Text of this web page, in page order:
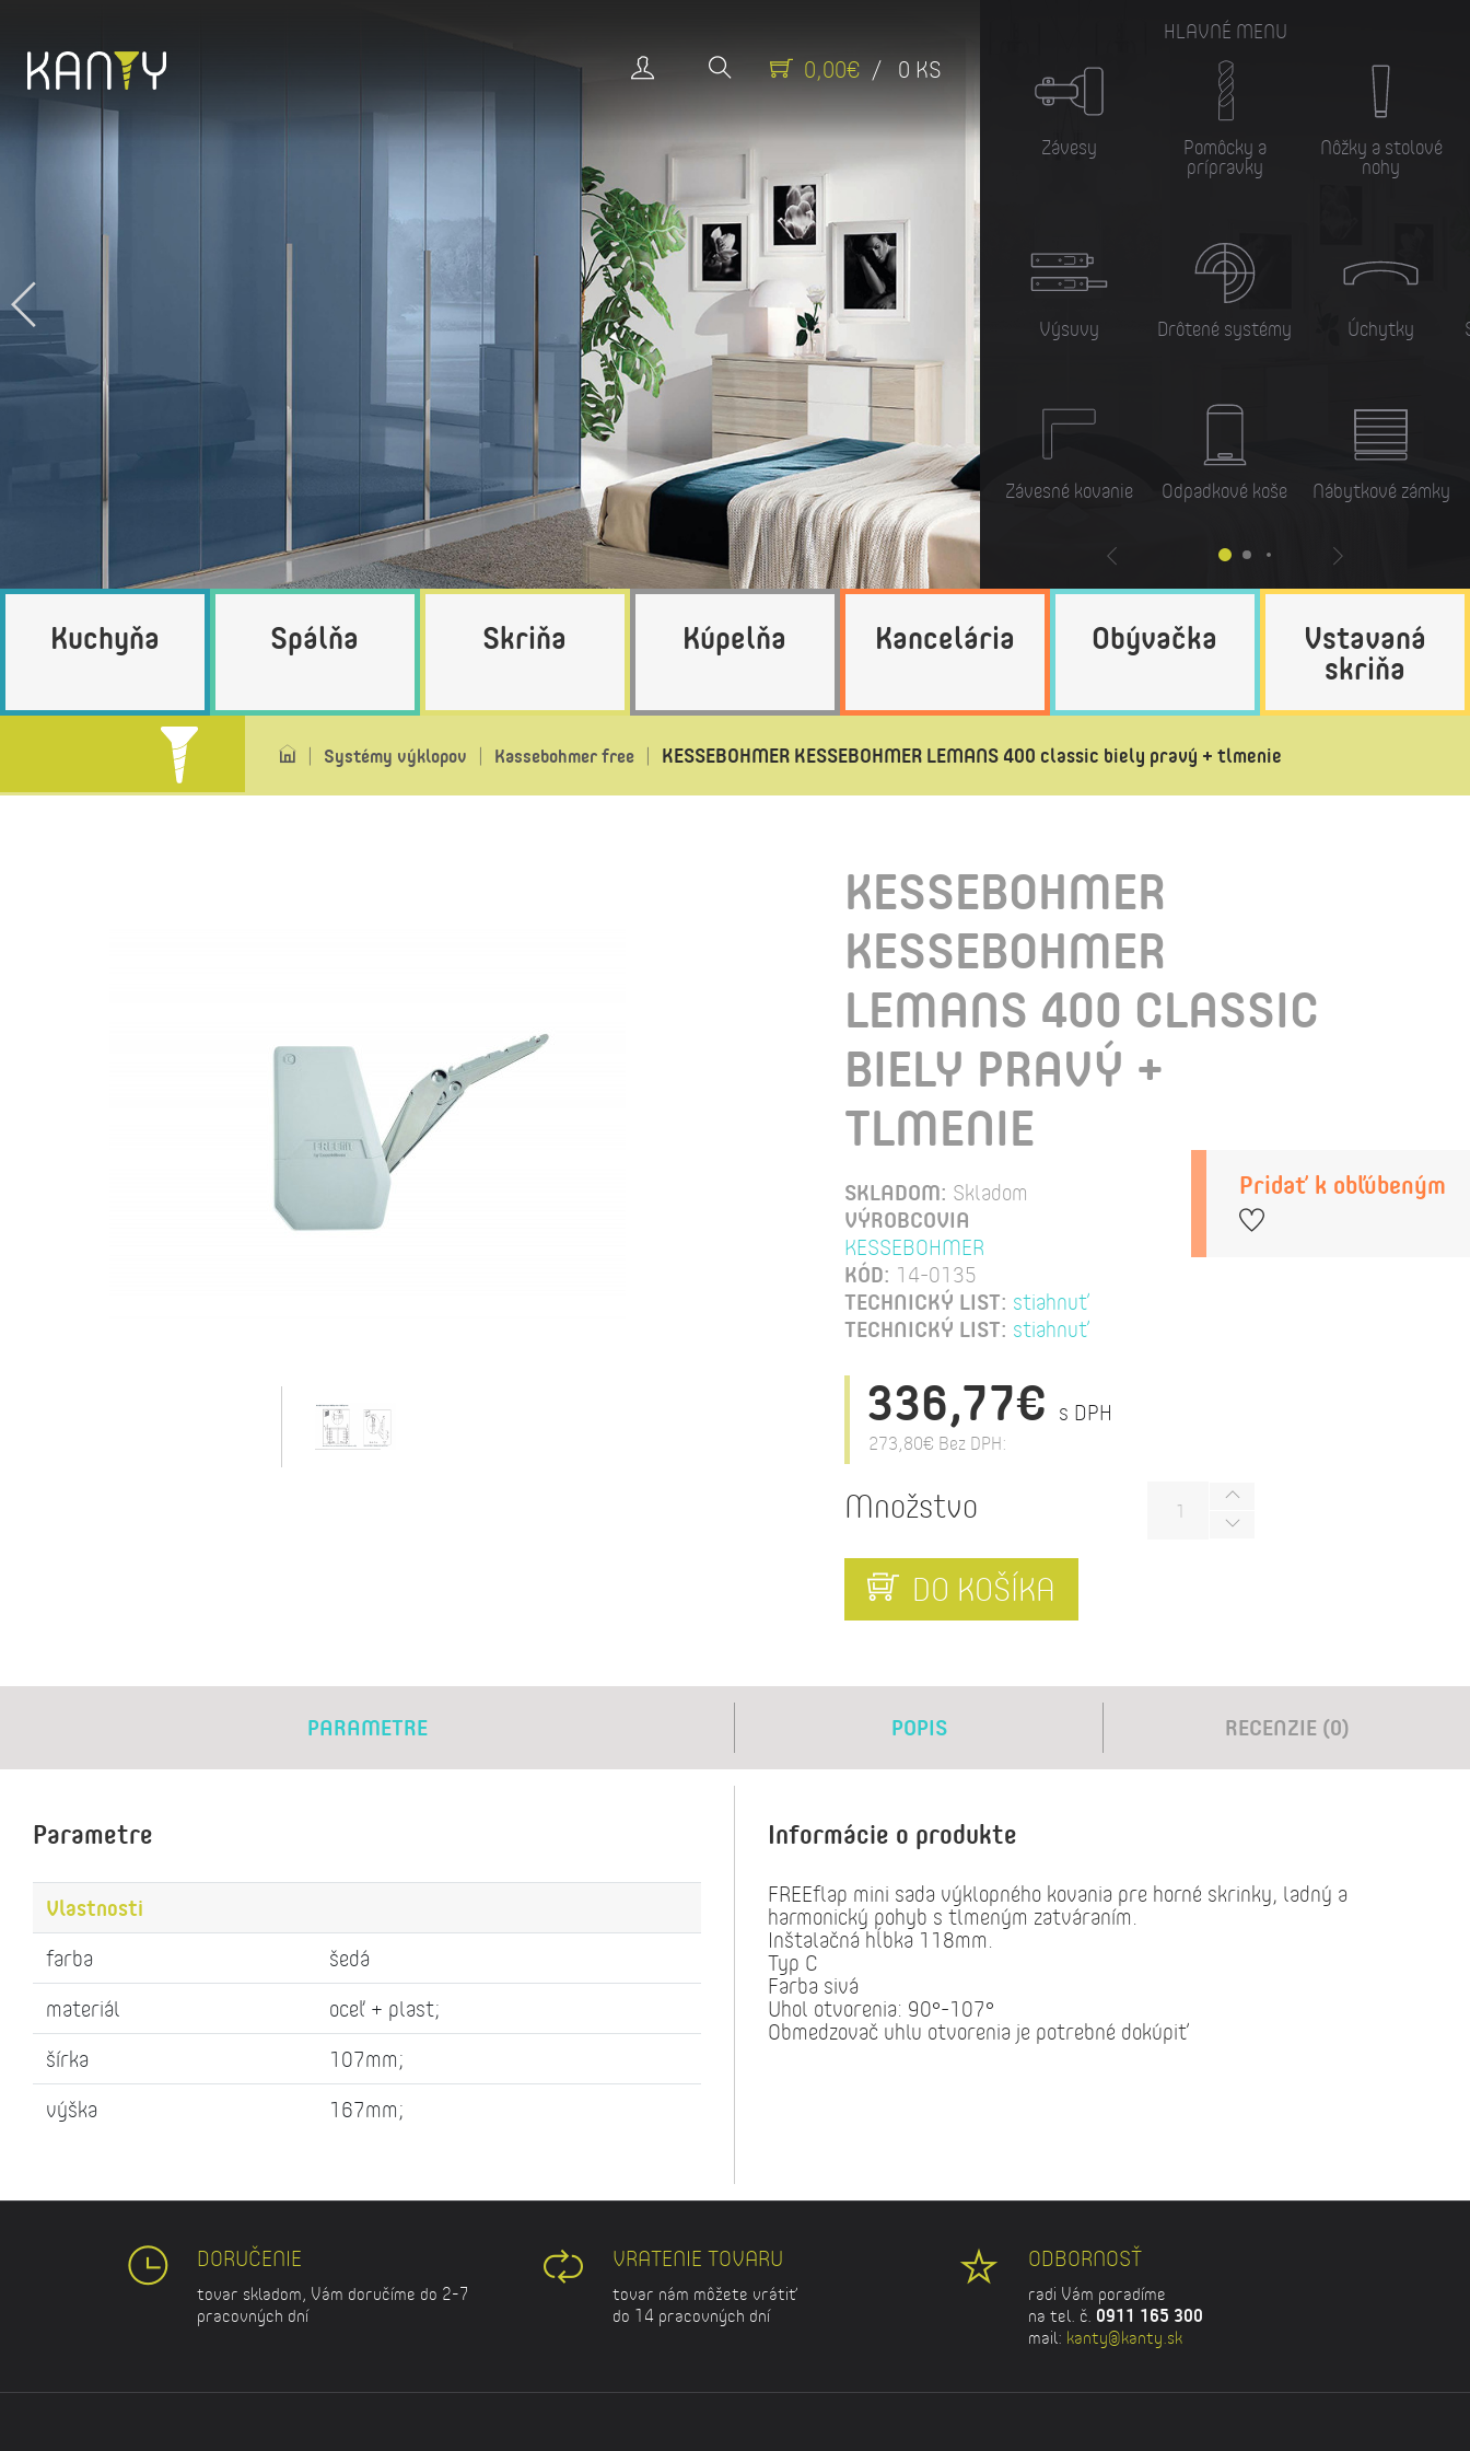
0,00€ / 0 KS
HLAVNÉ MENU
Závesy
Výsuvy
Závesné kovanie
Pomôcky a
prípravky
Drôtené systémy
Odpadkové koše
Nôžky a stolové
nohy
Úchytky
Nábytkové zámky
Kuchyňa Spálňa Skriňa Kúpelňa Kancelária Obývačka Vstavaná
skriňa
Systémy výklopov Kassebohmer free KESSEBOHMER KESSEBOHMER LEMANS 400 classic biely pravý + tlmenie
KESSEBOHMER
KESSEBOHMER
LEMANS 400 CLASSIC
BIELY PRAVÝ +
TLMENIE
SKLADOM: Skladom
VÝROBCOVIA
KESSEBOHMER
KÓD: 14-0135
TECHNICKÝ LIST: stiahnuť
TECHNICKÝ LIST: stiahnuť
Pridať k obľúbeným
336,77€ s DPH
273,80€ Bez DPH:
Množstvo
DO KOŠÍKA
PARAMETRE
Parametre
Vlastnosti
farba
šedá
materiál
oceľ + plast;
šírka
107mm;
výška
167mm;
POPIS RECENZIE (0)
Informácie o produkte
FREEflap mini sada výklopného kovania pre horné skrinky, ladný a
harmonický pohyb s tlmeným zatváraním.
Inštalačná hĺbka 118mm.
Typ C
Farba sivá
Uhol otvorenia: 90°-107°
Obmedzovač uhlu otvorenia je potrebné dokúpiť
DORUČENIE
tovar skladom, Vám doručíme do 2-7
pracovných dní
VRATENIE TOVARU
tovar nám môžete vrátiť
do 14 pracovných dní
ODBORNOSŤ
radi Vám poradíme
na tel. č. 0911 165 300
mail: kanty@kanty.sk